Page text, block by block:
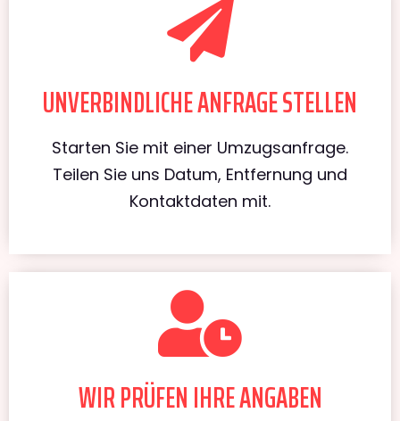
UNVERBINDLICHE ANFRAGE STELLEN
Starten Sie mit einer Umzugsanfrage.
Teilen Sie uns Datum, Entfernung und
Kontaktdaten mit.
WIR PRÜFEN IHRE ANGABEN